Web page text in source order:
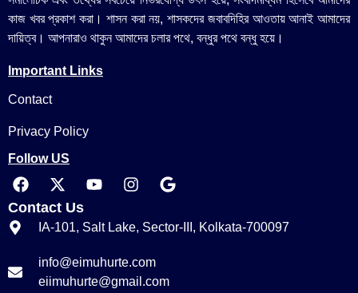
কাজ খবর প্রকাশ করা। শাসন করা নয়, শাসকদের জবাবদিহির আওতায় আনাই আমাদের
দায়িত্ব। আপনারাও থাকুন আমাদের চলার পথে, বন্ধুর পথে বন্ধু হয়ে।
Important Links
Contact
Privacy Policy
Follow US
Contact Us
IA-101, Salt Lake, Sector-III, Kolkata-700097
info@eimuhurte.com
eiimuhurte@gmail.com